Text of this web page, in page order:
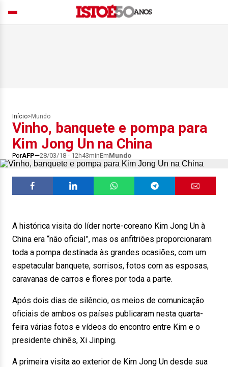
Início> Mundo
Vinho, banquete e pompa para
Kim Jong Un na China
PorAFP 28/03/18 - 12h43minEmMundo
A histórica visita do líder norte-coreano Kim Jong Un à
China era “não oficial”, mas os anfitriões proporcionaram
toda a pompa destinada às grandes ocasiões, com um
espetacular banquete, sorrisos, fotos com as esposas,
caravanas de carros e flores por toda a parte.
Após dois dias de silêncio, os meios de comunicação
oficiais de ambos os países publicaram nesta quarta-
feira várias fotos e vídeos do encontro entre Kim e o
presidente chinês, Xi Jinping.
A primeira visita ao exterior de Kim Jong Un desde sua